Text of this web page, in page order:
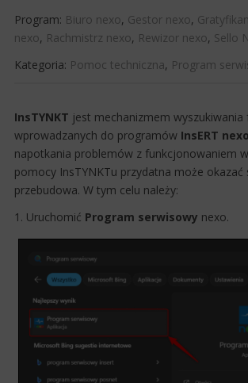
Program: Biuro nexo, Gestor nexo,
nexo, Rachmistrz nexo, Rewizor nexo, Sello
Kategoria: Pomoc techniczna, Program
InsTYNKT jest mechanizmem wyszukiwania
wprowadzanych do programów InsERT nexo
napotkania problemów z funkcjonowaniem
pomocy InsTYNKTu przydatna może okazać
przebudowa. W tym celu należy:
1. Uruchomić Program serwisowy nexo.